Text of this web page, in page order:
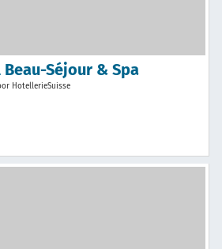
Séjour & Spa
HotellerieSuisse